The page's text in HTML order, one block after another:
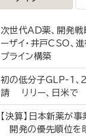
次世代AD薬、開発
ーザイ・井戸CSO、
プライン構築
初の低分子GLP-1、
請 リリー、日米で
【決算】日本新薬が
開発の優先順位を